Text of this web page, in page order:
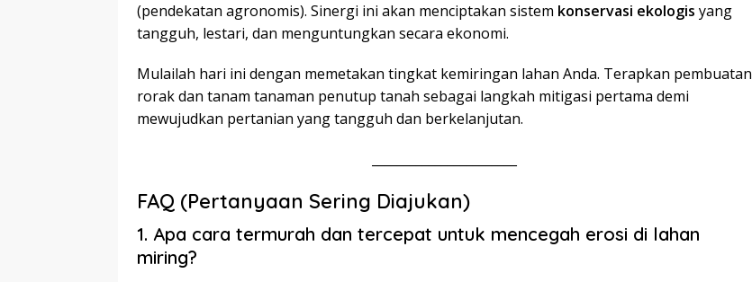
(pendekatan agronomis). Sinergi ini akan menciptakan sistem konservasi ekologis yang
tangguh, lestari, dan menguntungkan secara ekonomi.
Mulailah hari ini dengan memetakan tingkat kemiringan lahan Anda. Terapkan pembuatan
rorak dan tanam tanaman penutup tanah sebagai langkah mitigasi pertama demi
mewujudkan pertanian yang tangguh dan berkelanjutan.
FAQ (Pertanyaan Sering Diajukan)
1. Apa cara termurah dan tercepat untuk mencegah erosi di lahan
miring?